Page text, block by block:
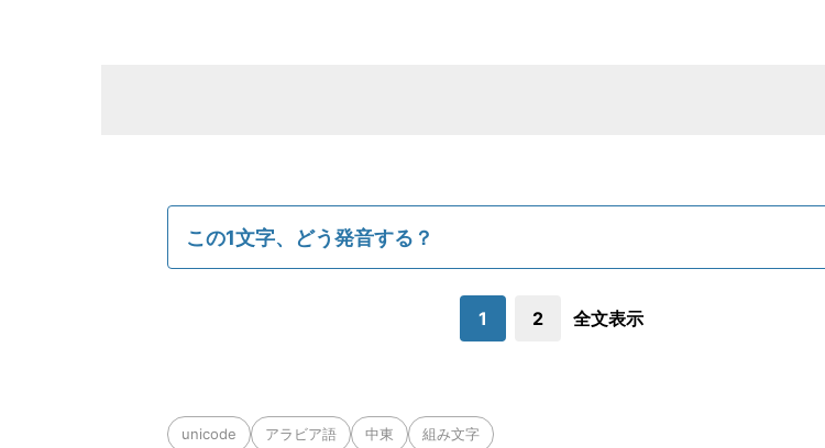
この1文字、どう発音する？
1 2 全文表示
unicode アラビア語 中東 組み文字